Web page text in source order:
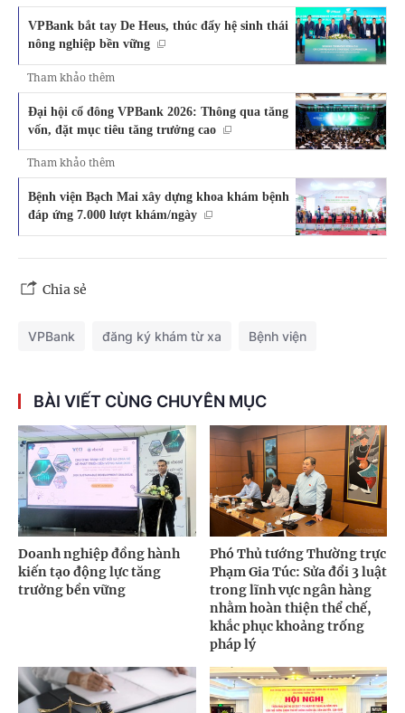
VPBank bắt tay De Heus, thúc đẩy hệ sinh thái
nông nghiệp bền vững
Tham khảo thêm
Đại hội cổ đông VPBank 2026: Thông qua tăng
vốn, đặt mục tiêu tăng trưởng cao
Tham khảo thêm
Bệnh viện Bạch Mai xây dựng khoa khám bệnh
đáp ứng 7.000 lượt khám/ngày
Chia sẻ
VPBank đăng ký khám từ xa Bệnh viện
BÀI VIẾT CÙNG CHUYÊN MỤC
Doanh nghiệp đồng hành
kiến tạo động lực tăng
trưởng bền vững
Phó Thủ tướng Thường trực
Phạm Gia Túc: Sửa đổi 3 luật
trong lĩnh vực ngân hàng
nhằm hoàn thiện thể chế,
khắc phục khoảng trống
pháp lý